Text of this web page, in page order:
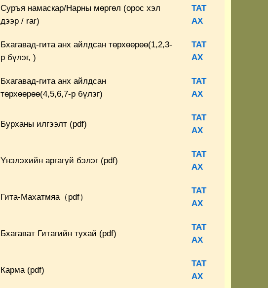
Суръя намаскар/Нарны мөргөл (орос хэл
дээр / rar)
ТАТ
АХ
Бхагавад-гита анх айлдсан төрхөөрөө(1,2,3-
р бүлэг, )
ТАТ
АХ
Бхагавад-гита анх айлдсан
төрхөөрөө(4,5,6,7-р бүлэг)
ТАТ
АХ
Бурханы илгээлт (pdf)
ТАТ
АХ
Yнэлэхийн аргагүй бэлэг (pdf)
ТАТ
АХ
Гита-Махатмяа（pdf）
ТАТ
АХ
Бхагават Гитагийн тухай (pdf)
ТАТ
АХ
Карма (pdf)
ТАТ
АХ